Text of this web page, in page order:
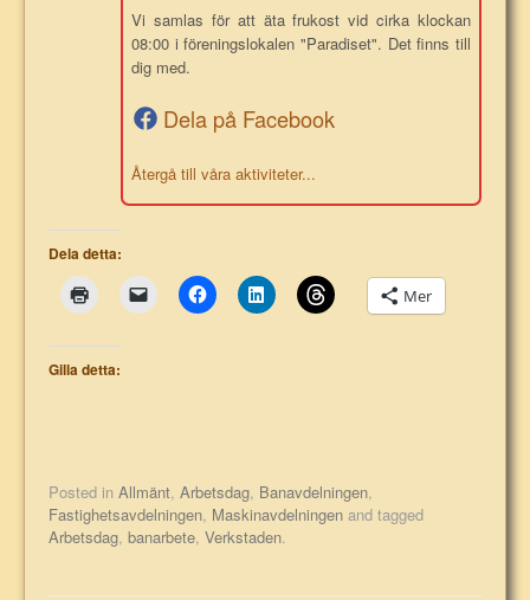
Vi samlas för att äta frukost vid cirka klockan
08:00 i föreningslokalen "Paradiset". Det finns till
dig med.
Dela på Facebook
Återgå till våra aktiviteter...
Dela detta:
Mer
Gilla detta:
Posted in Allmänt, Arbetsdag, Banavdelningen,
Fastighetsavdelningen, Maskinavdelningen and tagged
Arbetsdag, banarbete, Verkstaden.